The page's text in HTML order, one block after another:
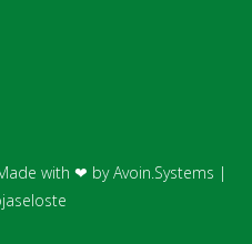
with ❤ byAvoin.Systems |